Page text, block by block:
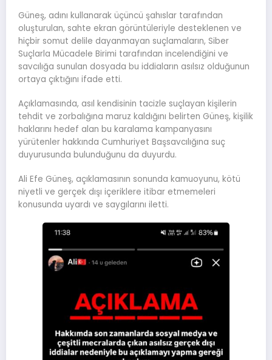
Güneş, adını kullanarak üçüncü şahıslar tarafından
oluşturulan, sahte ekran görüntüleriyle desteklenen ve
hiçbir somut delile dayanmayan suçlamaların, Siber
Suçlarla Mücadele Birimi tarafından incelendiğini ve
savcılığa sunulan dosyada bu iddiaların asılsız olduğunun
ortaya çıktığını ifade etti.
Açıklamasında, asıl kendisinin tacizle suçlayan kişilerin
tehdit ve zorbalığına maruz kaldığını belirten Güneş, kişilik
haklarını hedef alan bu karalama kampanyasını
yürütenler hakkında Cumhuriyet Başsavcılığına suç
duyurusunda bulunduğunu da duyurdu.
Ali Efe Güneş, açıklamasının sonunda kamuoyunu, kötü
niyetli ve gerçek dışı içeriklere itibar etmemeleri
konusunda uyardı ve saygılarını iletti.